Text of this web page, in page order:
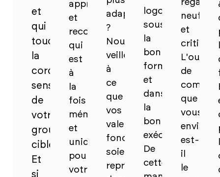
et
qui
touche
la
corde
sensible
de
votre
groupe
cible.
Et
si
appropriée
et
reconnaissable,
qui
est
à
la
fois
mémorable
et
unique
pour
votre
adaptés
?
Nous
veillons
à
ce
que
vos
valeurs
fondamentales
soient
représentées
logo
sous
la
bonne
forme
et
dans
la
bonne
exécution.
De
cette
regard
neuf
et
critique.
L'outil
de
que
vous
est-
il
le